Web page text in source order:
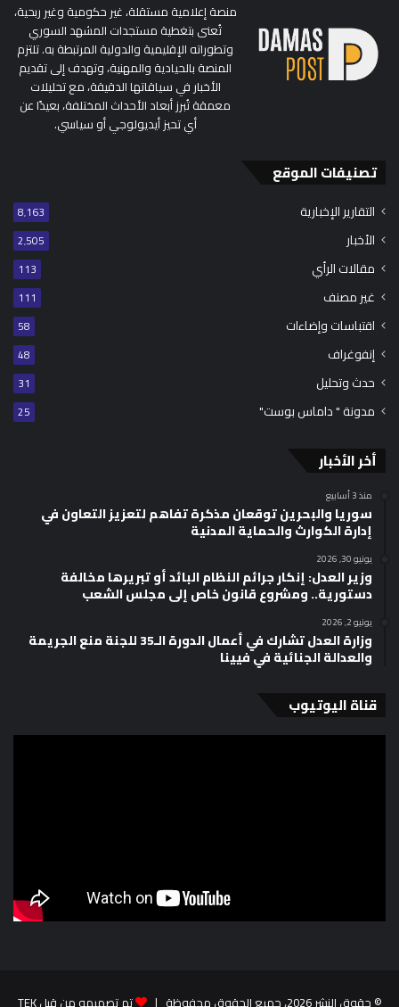
منصة إعلامية مستقلة، غير حكومية وغير ربحية،
تُعنى بتغطية مستجدات المشهد السوري
وتطوراته الإقليمية والدولية المرتبطة به. تلتزم
المنصة بالحيادية والمهنية، وتهدف إلى تقديم
الأخبار في سياقاتها الدقيقة، مع تحليلات
معمقة تُبرز أبعاد الأحداث المختلفة، بعيدًا عن
أي تحيز أيديولوجي أو سياسي.
تصنيفات الموقع
التقارير الإخبارية 8٬163
الأخبار 2٬505
مقالات الرأي 113
غير مصنف 111
اقتباسات وإضاءات 58
إنفوغراف 48
حدث وتحليل 31
مدونة " داماس بوست" 25
أخر الأخبار
منذ 3 أسابيع
سوريا والبحرين توقعان مذكرة تفاهم لتعزيز التعاون في
إدارة الكوارث والحماية المدنية
يونيو 30, 2026
وزير العدل: إنكار جرائم النظام البائد أو تبريرها مخالفة
دستورية.. ومشروع قانون خاص إلى مجلس الشعب
يونيو 2, 2026
وزارة العدل تشارك في أعمال الدورة الـ35 للجنة منع الجريمة
والعدالة الجنائية في فيينا
قناة اليوتيوب